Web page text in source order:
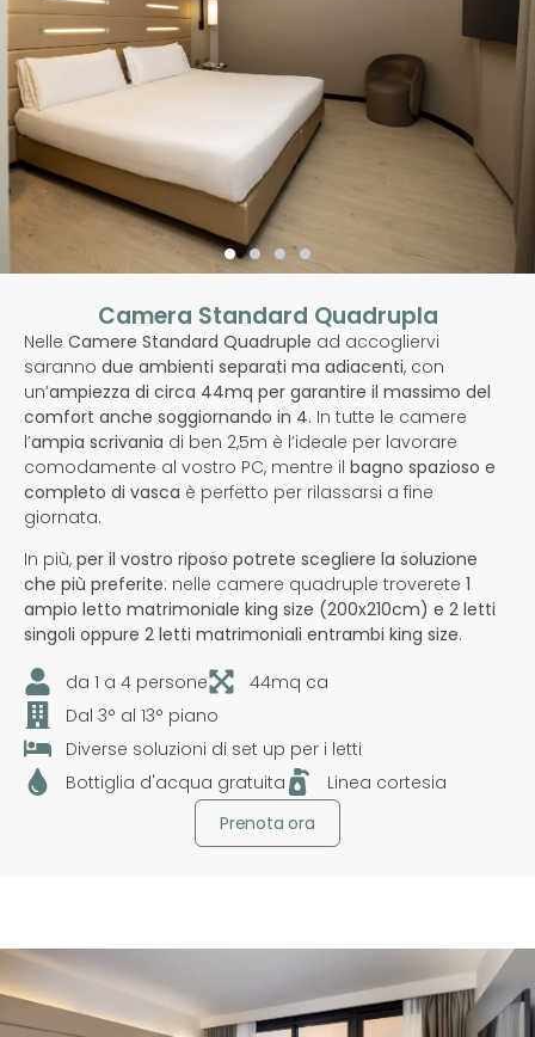
Camera Standard Quadrupla
Nelle Camere Standard Quadruple ad accogliervi
saranno due ambienti separati ma adiacenti, con
un’ampiezza di circa 44mq per garantire il massimo del
comfort anche soggiornando in 4. In tutte le camere
l’ampia scrivania di ben 2,5m è l’ideale per lavorare
comodamente al vostro PC, mentre il bagno spazioso e
completo di vasca è perfetto per rilassarsi a fine
giornata.
In più, per il vostro riposo potrete scegliere la soluzione
che più preferite: nelle camere quadruple troverete 1
ampio letto matrimoniale king size (200x210cm) e 2 letti
singoli oppure 2 letti matrimoniali entrambi king size.
da 1 a 4 persone
44mq ca
Dal 3° al 13° piano
Diverse soluzioni di set up per i letti
Bottiglia d'acqua gratuita
Linea cortesia
Prenota ora